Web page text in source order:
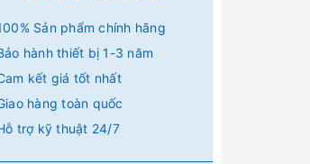
Sản phẩm chính hãng
hành thiết bị 1-3 năm
kết giá tốt nhất
hàng toàn quốc
trợ kỹ thuật 24/7